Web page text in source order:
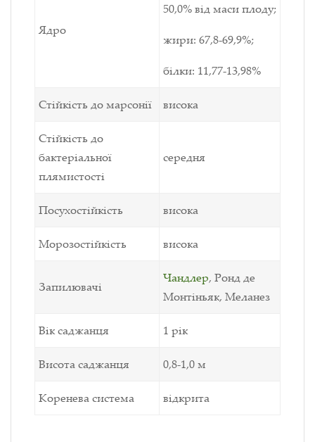
Ядро
50,0% від маси плоду;
жири: 67,8-69,9%;
білки: 11,77-13,98%
Стійкість до марсонії висока
Стійкість до
бактеріальної
плямистості
середня
Посухостійкість висока
Морозостійкість висока
Запилювачі
Чандлер, Ронд де
Монтіньяк, Меланез
Вік саджанця 1 рік
Висота саджанця 0,8-1,0 м
Коренева система відкрита